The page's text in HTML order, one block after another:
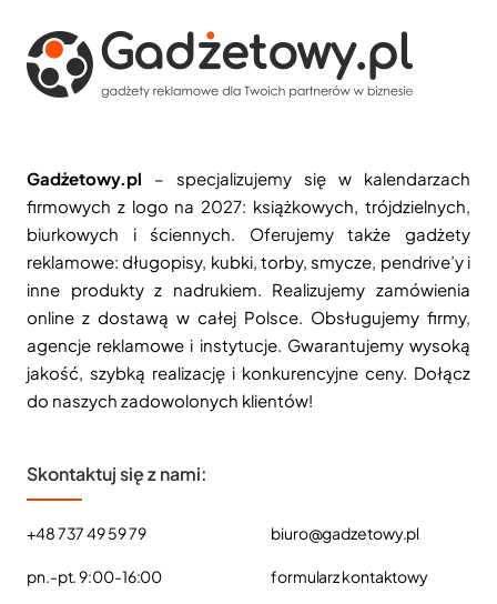
Gadżetowy.pl – specjalizujemy się w kalendarzach
firmowych z logo na 2027: książkowych, trójdzielnych,
biurkowych i ściennych. Oferujemy także gadżety
reklamowe: długopisy, kubki, torby, smycze, pendrive’y i
inne produkty z nadrukiem. Realizujemy zamówienia
online z dostawą w całej Polsce. Obsługujemy firmy,
agencje reklamowe i instytucje. Gwarantujemy wysoką
jakość, szybką realizację i konkurencyjne ceny. Dołącz
do naszych zadowolonych klientów!
Skontaktuj się z nami:
+48 737 49 59 79
pn.-pt. 9:00-16:00
biuro@gadzetowy.pl
formularz kontaktowy